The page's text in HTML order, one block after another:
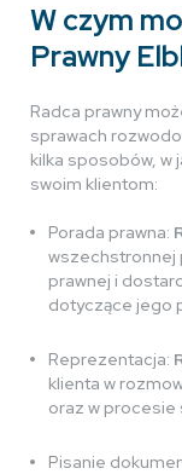
W czym
Prawny
Radca prawny
sprawach
kilka sposobów, w
swoim klientom:
Porada prawna:
wszechstronnej
prawnej i
dotyczące jego
Reprezentacja:
klienta w
oraz w procesie
Pisanie